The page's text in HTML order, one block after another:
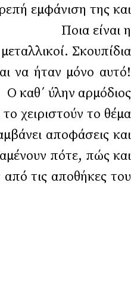
εμφάνιση της και
Ποια είναι η
Σκουπίδια
ήταν μόνο αυτό!
αρμόδιος
χειριστούν το θέμα
αποφάσεις και
πότε, πώς και
τις αποθήκες του